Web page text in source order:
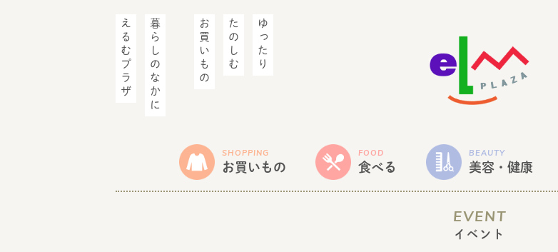
ゆったり
たのしむ
お買いもの
暮らしのなかに
えるむプラザ
SHOPPING
お買いもの
FOOD
食べる
BEAUTY
美容・健康
EVENT
イベント